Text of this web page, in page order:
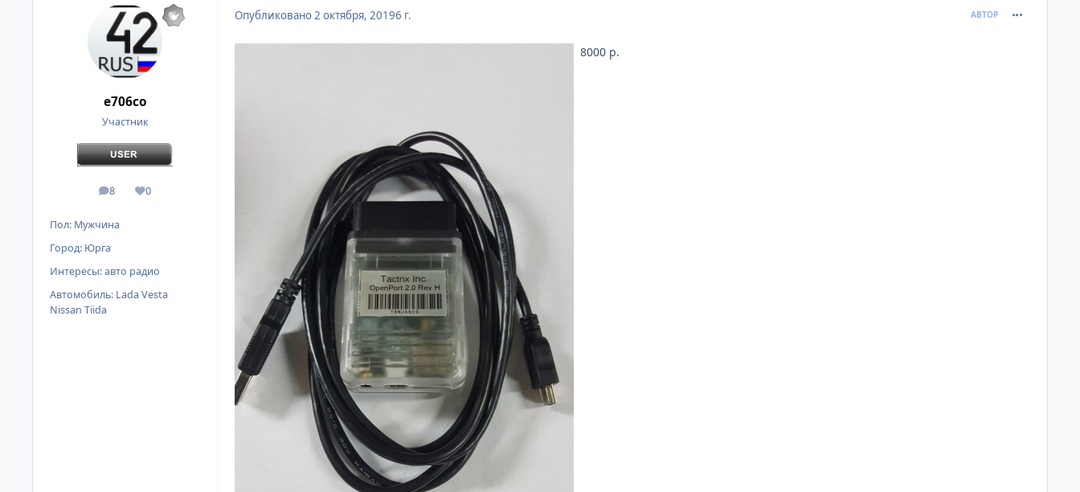
e706co
Участник
8
сообщения
0
Репутация
Пол: Мужчина
Город: Юрга
Интересы:авто радио
Автомобиль: Lada Vesta
Nissan Tiida
Опубликовано 2 октября, 20196 г. АВТОР
8000 р.